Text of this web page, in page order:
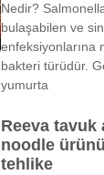
Nedir?
bulaşabilen ve
enfeksiyonlarına
bakteri türüdür.
yumurta
Reeva tavuk
noodle
tehlike